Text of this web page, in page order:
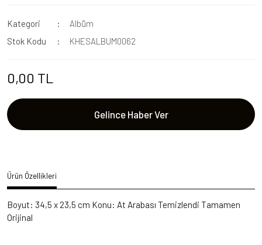
Kategori
Albüm
Stok Kodu
KHESALBUM0062
0,00 TL
Gelince Haber Ver
Ürün Özellikleri
Boyut: 34,5 x 23,5 cm Konu: At Arabası Temizlendi Tamamen
Orijinal